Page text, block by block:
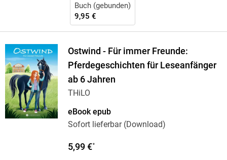
Buch (gebunden)
9,95 €
Ostwind - Für immer Freunde:
Pferdegeschichten für Leseanfänger
ab 6 Jahren
THiLO
eBook epub
Sofort lieferbar (Download)
5,99 €*